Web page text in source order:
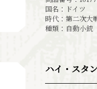
国名：ドイツ
時代：第二次大
種類：自動小銃
ハイ・スタ